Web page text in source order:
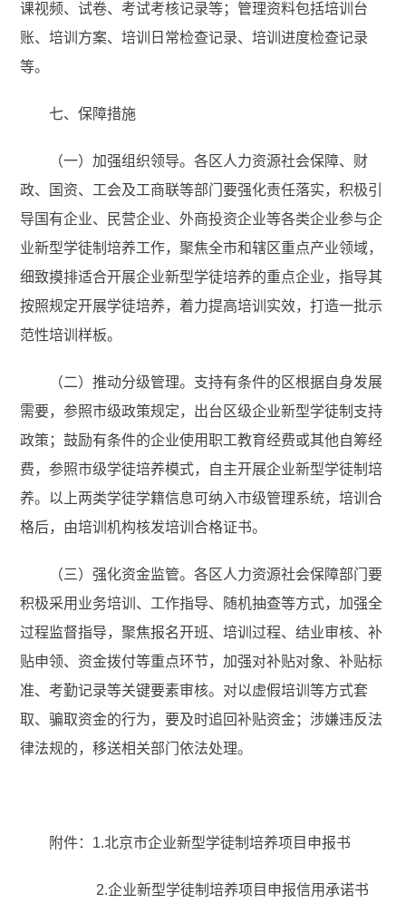
课视频、试卷、考试考核记录等；管理资料包括培训台
账、培训方案、培训日常检查记录、培训进度检查记录
等。
七、保障措施
（一）加强组织领导。各区人力资源社会保障、财
政、国资、工会及工商联等部门要强化责任落实，积极引
导国有企业、民营企业、外商投资企业等各类企业参与企
业新型学徒制培养工作，聚焦全市和辖区重点产业领域，
细致摸排适合开展企业新型学徒培养的重点企业，指导其
按照规定开展学徒培养，着力提高培训实效，打造一批示
范性培训样板。
（二）推动分级管理。支持有条件的区根据自身发展
需要，参照市级政策规定，出台区级企业新型学徒制支持
政策；鼓励有条件的企业使用职工教育经费或其他自筹经
费，参照市级学徒培养模式，自主开展企业新型学徒制培
养。以上两类学徒学籍信息可纳入市级管理系统，培训合
格后，由培训机构核发培训合格证书。
（三）强化资金监管。各区人力资源社会保障部门要
积极采用业务培训、工作指导、随机抽查等方式，加强全
过程监督指导，聚焦报名开班、培训过程、结业审核、补
贴申领、资金拨付等重点环节，加强对补贴对象、补贴标
准、考勤记录等关键要素审核。对以虚假培训等方式套
取、骗取资金的行为，要及时追回补贴资金；涉嫌违反法
律法规的，移送相关部门依法处理。
附件：1.北京市企业新型学徒制培养项目申报书
2.企业新型学徒制培养项目申报信用承诺书